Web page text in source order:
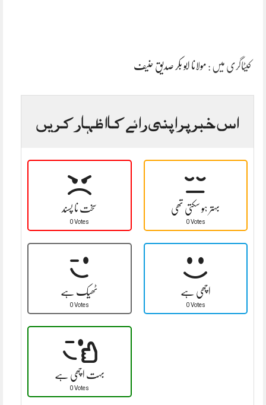
کیٹاگری میں : مولانا ابو بکر صدیق حنیف
اس خبر پر اپنی رائے کا اظہار کریں
سخت نا پسند
0 Votes
بہتر ہو سکتی تھی
0 Votes
ٹھیک ہے
0 Votes
اچھی ہے
0 Votes
بہت اچھی ہے
0 Votes